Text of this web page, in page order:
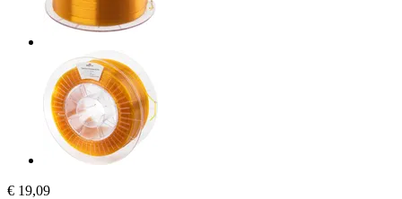
€ 19,09